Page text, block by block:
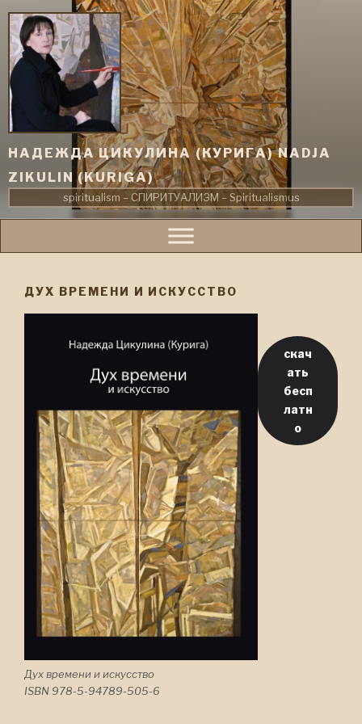
Inhalt
springen
НАДЕЖДА ЦИКУЛИНА (КУРИГА) NADJA
ZIKULIN (KURIGA)
spiritualism – СПИРИТУАЛИЗМ – Spiritualismus
ДУХ ВРЕМЕНИ И ИСКУССТВО
Дух времени и искусство
ISBN 978-5-94789-505-6
скач
ать
бесп
латн
о